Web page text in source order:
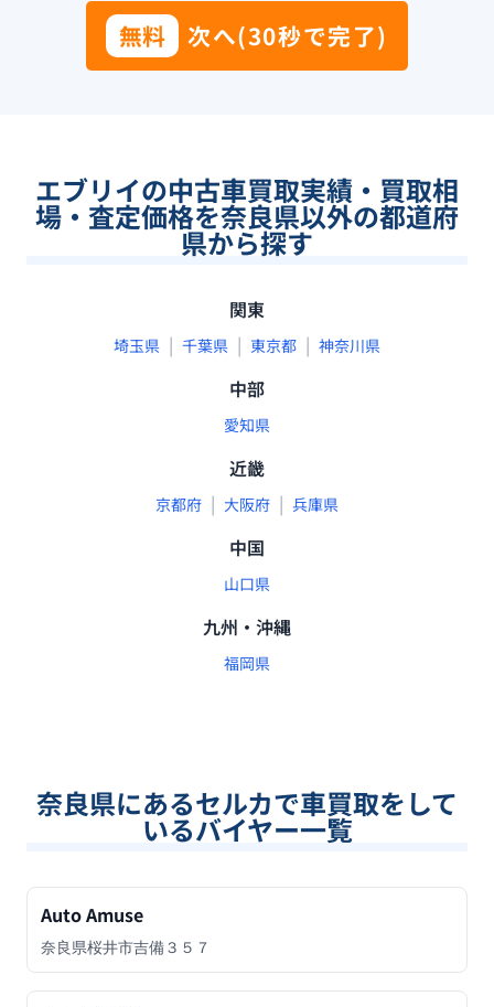
無料 次へ(30秒で完了)
エブリイの中古車買取実績・買取相
場・査定価格を奈良県以外の都道府
県から探す
関東
埼玉県 | 千葉県 | 東京都 | 神奈川県
中部
愛知県
近畿
京都府 | 大阪府 | 兵庫県
中国
山口県
九州・沖縄
福岡県
奈良県にあるセルカで車買取をして
いるバイヤー一覧
Auto Amuse
奈良県桜井市吉備３５７